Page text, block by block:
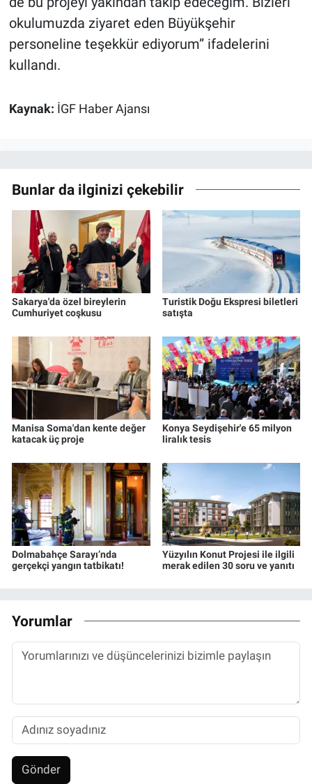
okulumuzda ziyaret eden Büyükşehir
personeline teşekkür ediyorum” ifadelerini
kullandı.
Kaynak: İGF Haber Ajansı
Bunlar da ilginizi çekebilir
Sakarya'da özel bireylerin
Cumhuriyet coşkusu
Turistik Doğu Ekspresi biletleri
satışta
Manisa Soma'dan kente değer
katacak üç proje
Konya Seydişehir'e 65 milyon
liralık tesis
Dolmabahçe Sarayı’nda
gerçekçi yangın tatbikatı!
Yüzyılın Konut Projesi ile ilgili
merak edilen 30 soru ve yanıtı
Yorumlar
Gönder